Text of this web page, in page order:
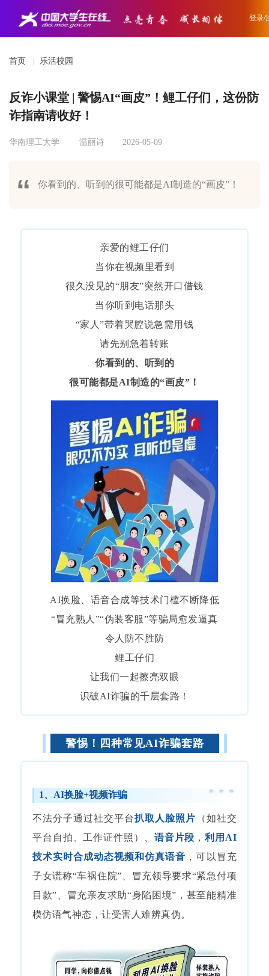
登录/
首页 乐活校园
反诈小课堂 | 警惕AI“画皮”！鲤工仔们，这份防
诈指南请收好！
华南理工大学 温丽诗 2026-05-09
你看到的、听到的很可能都是AI制造的“画皮”！
亲爱的鲤工仔们
当你在视频里看到
很久没见的“朋友”突然开口借钱
当你听到电话那头
“家人”带着哭腔说急需用钱
请先别急着转账
你看到的、听到的
很可能都是AI制造的“画皮”！
AI换脸、语音合成等技术门槛不断降低
“冒充熟人”“伪装客服”等骗局愈发逼真
令人防不胜防
鲤工仔们
让我们一起擦亮双眼
识破AI诈骗的千层套路！
警惕！四种常见AI诈骗套路
1、AI换脸+视频诈骗
不法分子通过社交平台扒取人脸照片 （如社交
平台自拍、工作证件照）、 语音片段 ，利用AI
技术实时合成动态视频和仿真语音 ，可以冒充
子女谎称“车祸住院”、冒充领导要求“紧急付项
目款”、冒充亲友求助“身陷困境”，甚至能精准
模仿语气神态，让受害人难辨真伪。